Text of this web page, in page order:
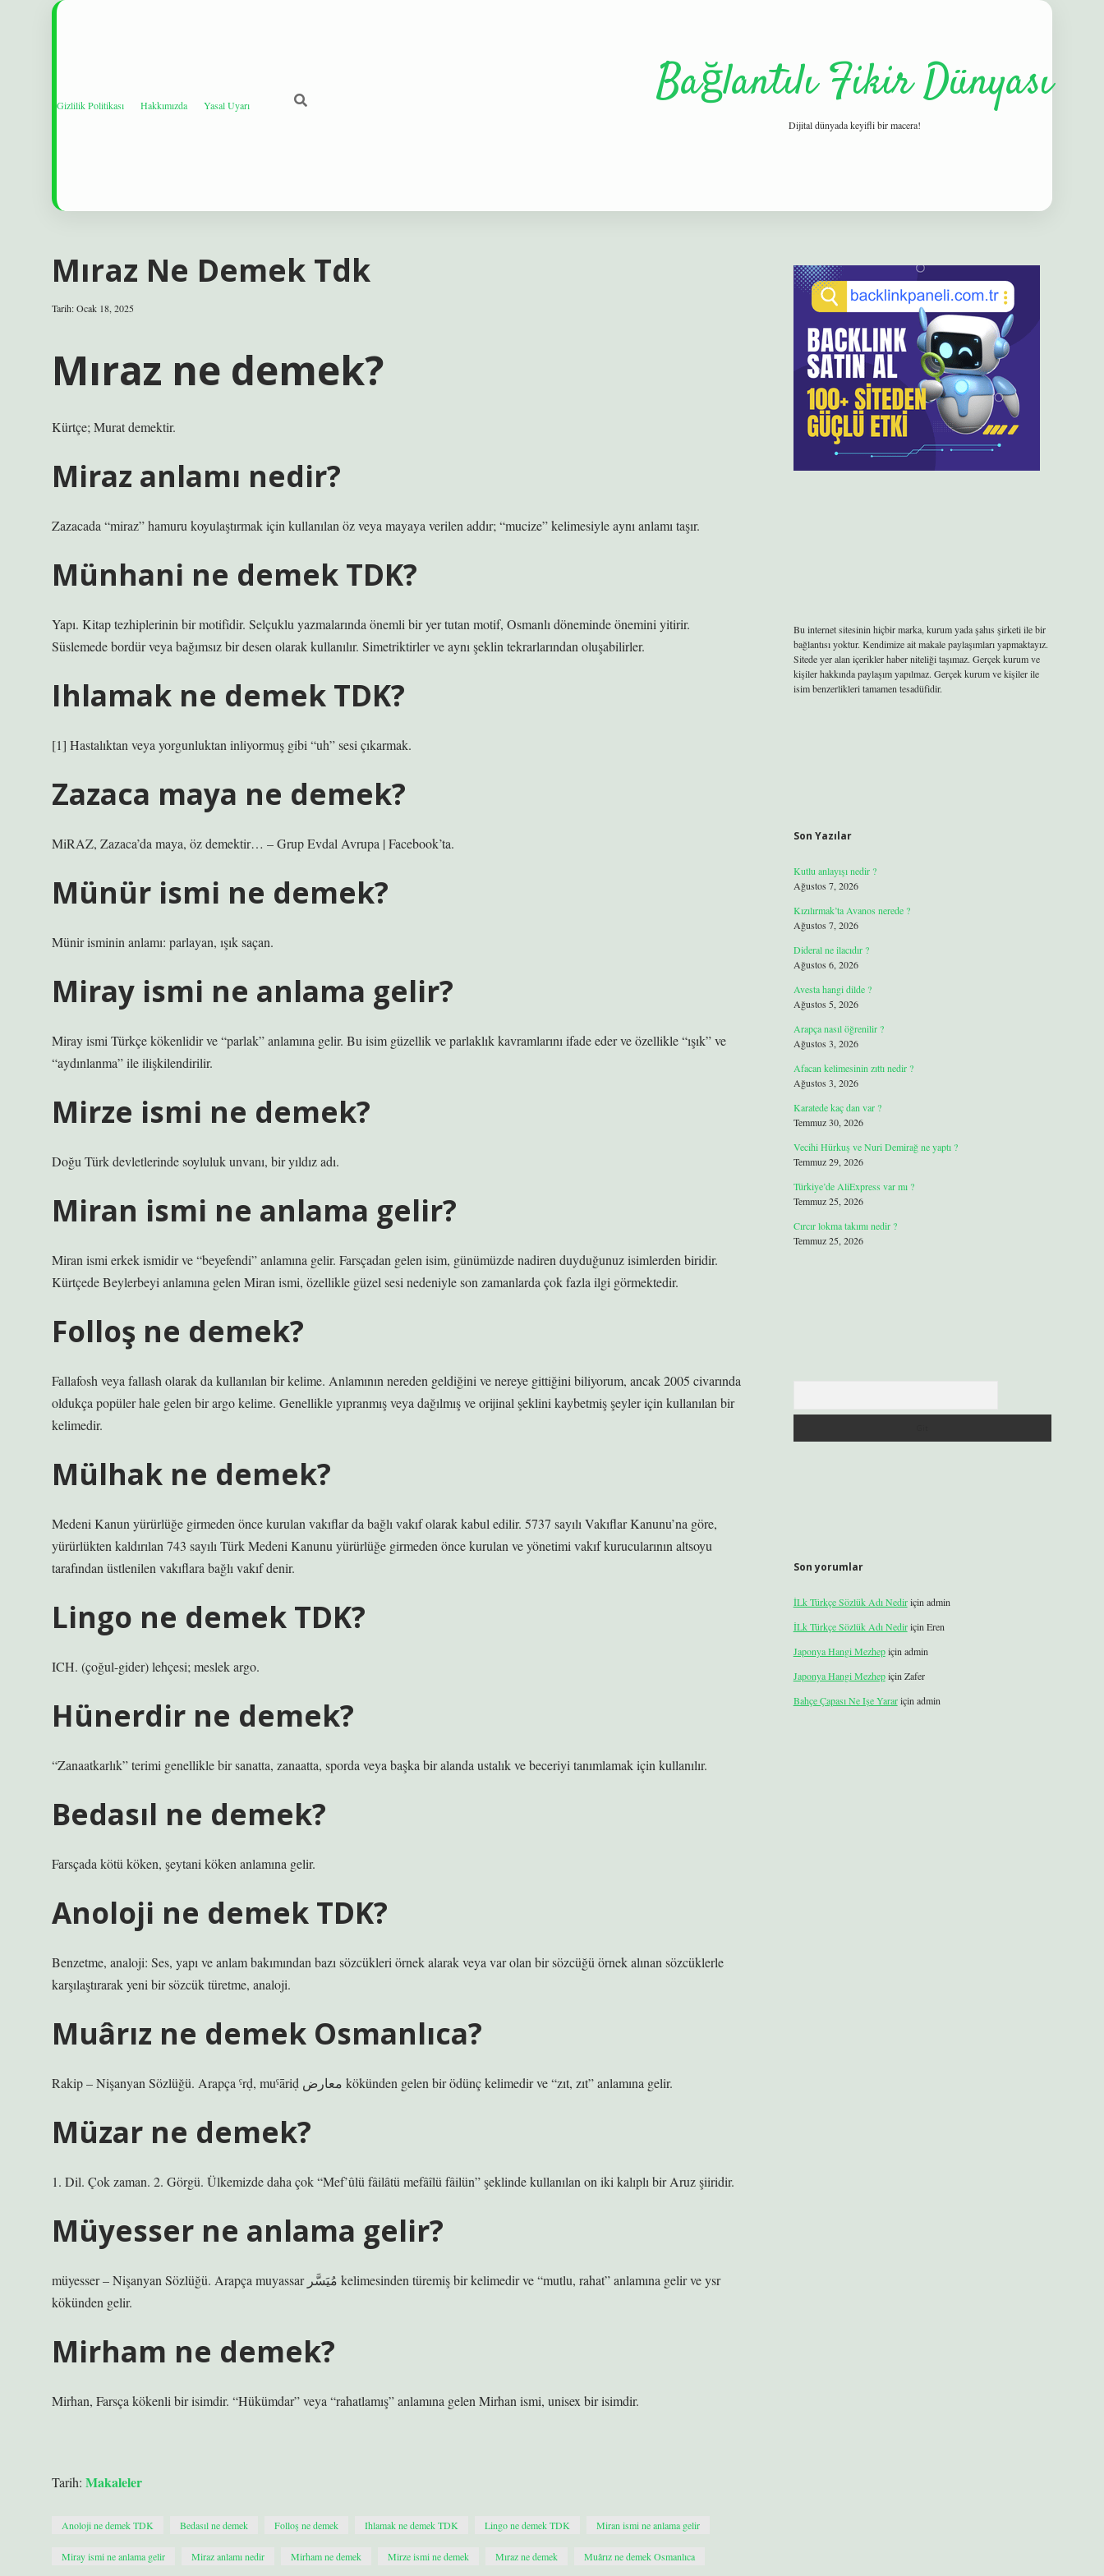
Gizlilik Politikası Hakkımızda Yasal Uyarı Bağlantılı Fikir Dünyası
Dijital dünyada keyifli bir macera!
Mıraz Ne Demek Tdk
Tarih: Ocak 18, 2025
Mıraz ne demek?
Kürtçe; Murat demektir.
Miraz anlamı nedir?
Zazacada “miraz” hamuru koyulaştırmak için kullanılan öz veya mayaya verilen addır; “mucize” kelimesiyle aynı anlamı taşır.
Münhani ne demek TDK?
Yapı. Kitap tezhiplerinin bir motifidir. Selçuklu yazmalarında önemli bir yer tutan motif, Osmanlı döneminde önemini yitirir.
Süslemede bordür veya bağımsız bir desen olarak kullanılır. Simetriktirler ve aynı şeklin tekrarlarından oluşabilirler.
Ihlamak ne demek TDK?
[1] Hastalıktan veya yorgunluktan inliyormuş gibi “uh” sesi çıkarmak.
Zazaca maya ne demek?
MiRAZ, Zazaca’da maya, öz demektir… – Grup Evdal Avrupa | Facebook’ta.
Münür ismi ne demek?
Münir isminin anlamı: parlayan, ışık saçan.
Miray ismi ne anlama gelir?
Miray ismi Türkçe kökenlidir ve “parlak” anlamına gelir. Bu isim güzellik ve parlaklık kavramlarını ifade eder ve özellikle “ışık” ve
“aydınlanma” ile ilişkilendirilir.
Mirze ismi ne demek?
Doğu Türk devletlerinde soyluluk unvanı, bir yıldız adı.
Miran ismi ne anlama gelir?
Miran ismi erkek ismidir ve “beyefendi” anlamına gelir. Farsçadan gelen isim, günümüzde nadiren duyduğunuz isimlerden biridir.
Kürtçede Beylerbeyi anlamına gelen Miran ismi, özellikle güzel sesi nedeniyle son zamanlarda çok fazla ilgi görmektedir.
Folloş ne demek?
Fallafosh veya fallash olarak da kullanılan bir kelime. Anlamının nereden geldiğini ve nereye gittiğini biliyorum, ancak 2005 civarında
oldukça popüler hale gelen bir argo kelime. Genellikle yıpranmış veya dağılmış ve orijinal şeklini kaybetmiş şeyler için kullanılan bir
kelimedir.
Mülhak ne demek?
Medeni Kanun yürürlüğe girmeden önce kurulan vakıflar da bağlı vakıf olarak kabul edilir. 5737 sayılı Vakıflar Kanunu’na göre,
yürürlükten kaldırılan 743 sayılı Türk Medeni Kanunu yürürlüğe girmeden önce kurulan ve yönetimi vakıf kurucularının altsoyu
tarafından üstlenilen vakıflara bağlı vakıf denir.
Lingo ne demek TDK?
ICH. (çoğul-gider) lehçesi; meslek argo.
Hünerdir ne demek?
“Zanaatkarlık” terimi genellikle bir sanatta, zanaatta, sporda veya başka bir alanda ustalık ve beceriyi tanımlamak için kullanılır.
Bedasıl ne demek?
Farsçada kötü köken, şeytani köken anlamına gelir.
Anoloji ne demek TDK?
Benzetme, analoji: Ses, yapı ve anlam bakımından bazı sözcükleri örnek alarak veya var olan bir sözcüğü örnek alınan sözcüklerle
karşılaştırarak yeni bir sözcük türetme, analoji.
Muârız ne demek Osmanlıca?
Rakip – ​​Nişanyan Sözlüğü. Arapça ˁrḍ, muˁāriḍ معارض kökünden gelen bir ödünç kelimedir ve “zıt, zıt” anlamına gelir.
Müzar ne demek?
1. Dil. Çok zaman. 2. Görgü. Ülkemizde daha çok “Mef’ûlü fâilâtü mefâîlü fâilün” şeklinde kullanılan on iki kalıplı bir Aruz şiiridir.
Müyesser ne anlama gelir?
müyesser – Nişanyan Sözlüğü. Arapça muyassar مُيَسَّر kelimesinden türemiş bir kelimedir ve “mutlu, rahat” anlamına gelir ve ysr
kökünden gelir.
Mirham ne demek?
Mirhan, Farsça kökenli bir isimdir. “Hükümdar” veya “rahatlamış” anlamına gelen Mirhan ismi, unisex bir isimdir.
Tarih: Makaleler
Anoloji ne demek TDK Bedasıl ne demek Folloş ne demek Ihlamak ne demek TDK Lingo ne demek TDK Miran ismi ne anlama gelir
Miray ismi ne anlama gelir Miraz anlamı nedir Mirham ne demek Mirze ismi ne demek Mıraz ne demek Muârız ne demek Osmanlıca
Bu internet sitesinin hiçbir marka, kurum yada şahıs şirketi ile bir
bağlantısı yoktur. Kendimize ait makale paylaşımları yapmaktayız.
Sitede yer alan içerikler haber niteliği taşımaz. Gerçek kurum ve
kişiler hakkında paylaşım yapılmaz. Gerçek kurum ve kişiler ile
isim benzerlikleri tamamen tesadüfidir.
Son Yazılar
Kutlu anlayışı nedir ?
Ağustos 7, 2026
Kızılırmak’ta Avanos nerede ?
Ağustos 7, 2026
Dideral ne ilacıdır ?
Ağustos 6, 2026
Avesta hangi dilde ?
Ağustos 5, 2026
Arapça nasıl öğrenilir ?
Ağustos 3, 2026
Afacan kelimesinin zıttı nedir ?
Ağustos 3, 2026
Karatede kaç dan var ?
Temmuz 30, 2026
Vecihi Hürkuş ve Nuri Demirağ ne yaptı ?
Temmuz 29, 2026
Türkiye’de AliExpress var mı ?
Temmuz 25, 2026
Cırcır lokma takımı nedir ?
Temmuz 25, 2026
Son yorumlar
İLk Türkçe Sözlük Adı Nediriçin admin
İLk Türkçe Sözlük Adı Nediriçin Eren
Japonya Hangi Mezhepiçin admin
Japonya Hangi Mezhepiçin Zafer
Bahçe Çapası Ne Işe Yarariçin admin